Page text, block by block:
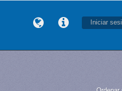
Iniciar